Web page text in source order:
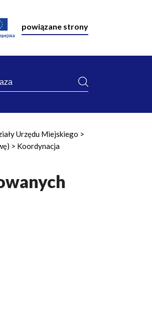
powiązane strony
Urzędu Miejskiego
Koordynacja